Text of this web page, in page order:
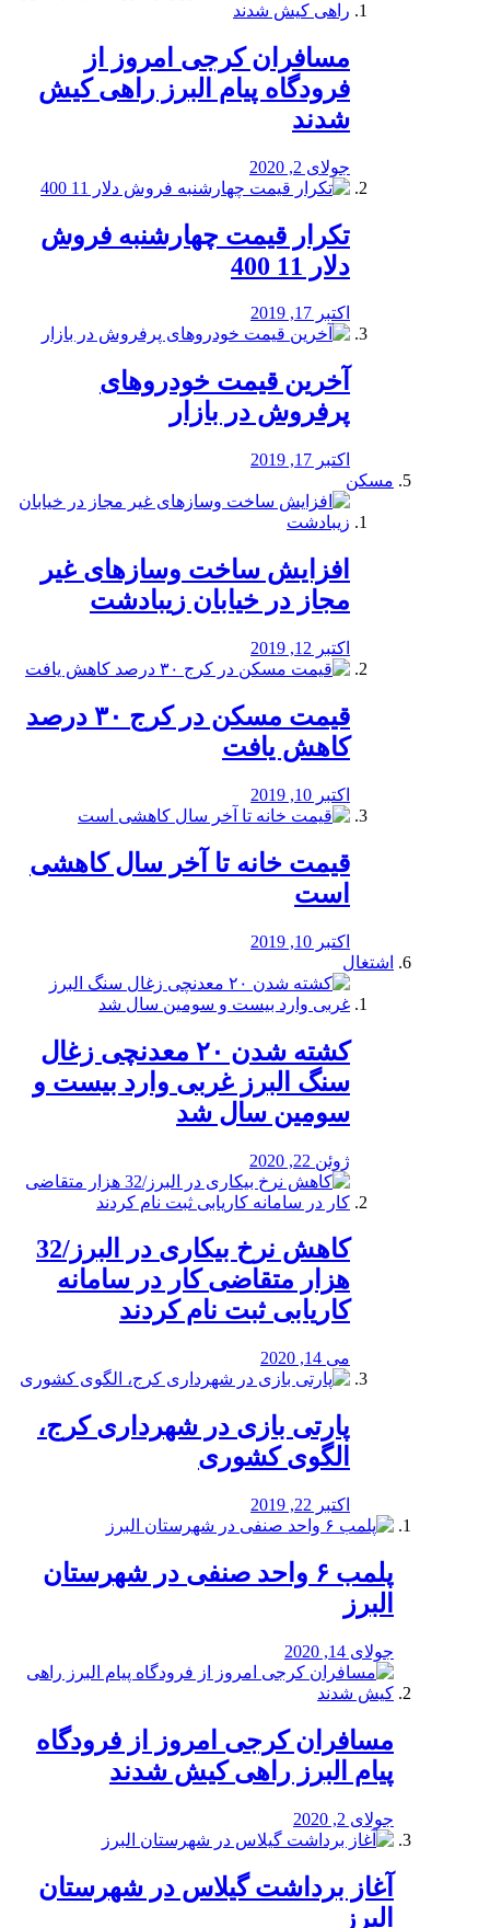
مسافران کرجی امروز از
فرودگاه پیام البرز راهی کیش
شدند
جولای 2, 2020
تکرار قیمت چهارشنبه فروش
دلار 11 400
اکتبر 17, 2019
آخرین قیمت خودرو‌های
پرفروش در بازار
اکتبر 17, 2019
مسکن
افزایش ساخت وسازهای غیر
مجاز در خیابان زیبادشت
اکتبر 12, 2019
️قیمت مسکن در کرج ۳۰ درصد
کاهش یافت
اکتبر 10, 2019
قیمت خانه تا آخر سال کاهشی
است
اکتبر 10, 2019
اشتغال
کشته شدن ۲۰ معدنچی زغال
سنگ البرز غربی وارد بیست و
سومین سال شد
ژوئن 22, 2020
کاهش نرخ بیکاری در البرز/32
هزار متقاضی کار در سامانه
کاریابی ثبت نام کردند
می 14, 2020
پارتی بازی در شهرداری کرج،
الگوی کشوری
اکتبر 22, 2019
پلمب ۶ واحد صنفی در شهرستان
البرز
جولای 14, 2020
مسافران کرجی امروز از فرودگاه
پیام البرز راهی کیش شدند
جولای 2, 2020
آغاز برداشت گیلاس در شهرستان
البرز